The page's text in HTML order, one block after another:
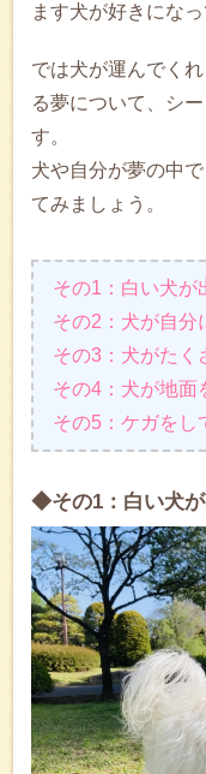
ます犬が好きにな
では犬が運んでく
る夢について、シ
す。
犬や自分が夢の中
てみましょう。
その1：白い犬が
その2：犬が自分
その3：犬がたく
その4：犬が地面
その5：ケガをし
◆その1：白い犬